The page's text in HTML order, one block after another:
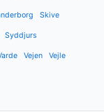
Skive
Syddjurs
Vejen Vejle